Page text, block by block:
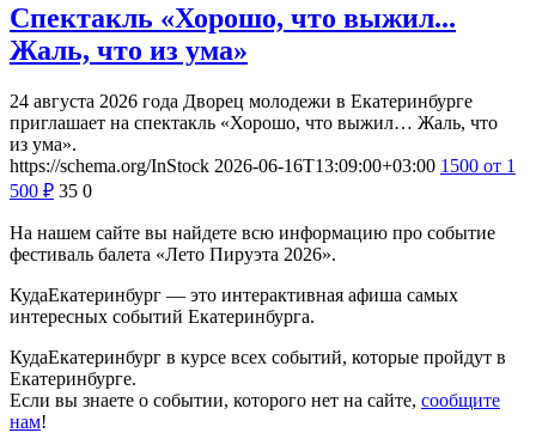
Спектакль «Хорошо, что выжил...
Жаль, что из ума»
24 августа 2026 года Дворец молодежи в Екатеринбурге
приглашает на спектакль «Хорошо, что выжил… Жаль, что
из ума».
https://schema.org/InStock 2026-06-16T13:09:00+03:00 1500 от 1
500 ₽ 35 0
На нашем сайте вы найдете всю информацию про событие
фестиваль балета «Лето Пируэта 2026».
КудаЕкатеринбург — это интерактивная афиша самых
интересных событий Екатеринбурга.
КудаЕкатеринбург в курсе всех событий, которые пройдут в
Екатеринбурге.
Если вы знаете о событии, которого нет на сайте, сообщите
нам!